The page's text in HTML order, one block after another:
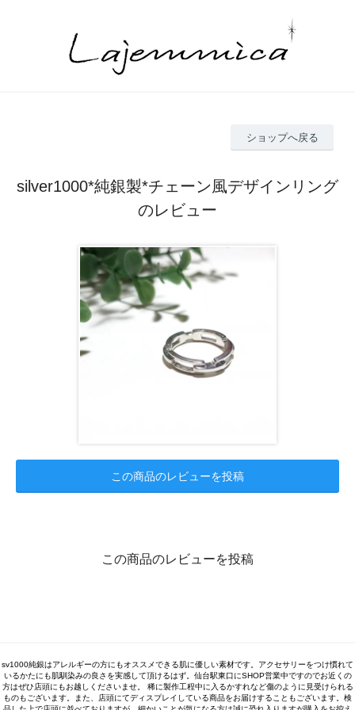
ショップへ戻る
silver1000*純銀製*チェーン風デザインリング
のレビュー
この商品のレビューを投稿
この商品のレビューを投稿
sv1000純銀はアレルギーの方にもオススメできる肌に優しい素材です。アクセサリーをつけ慣れて
いるかたにも肌馴染みの良さを実感して頂けるはず。仙台駅東口にSHOP営業中ですのでお近くの
方はぜひ店頭にもお越しくださいませ。 稀に製作工程中に入るかすれなど傷のように見受けられる
ものもございます。また、店頭にてディスプレイしている商品をお届けすることもございます。検